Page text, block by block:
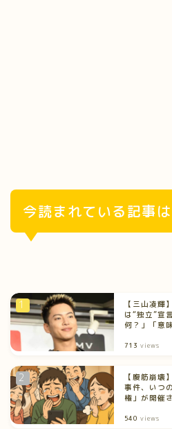
今読まれている記事
【三山凌輝
は“独立”宣
何？」「意
713 views
【腹筋崩壊
事件、いつ
権」が開催
540 views